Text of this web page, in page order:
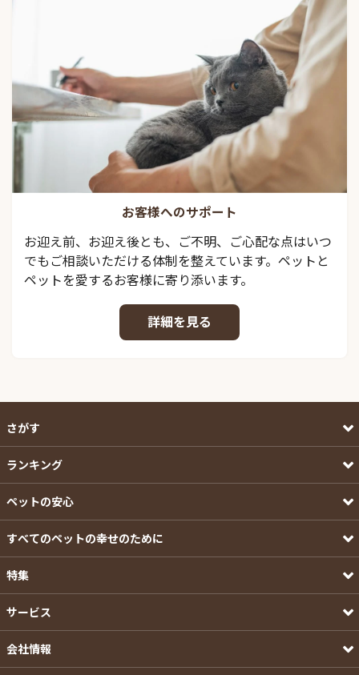
お客様へのサポート
お迎え前、お迎え後とも、ご不明、ご心配な点はいつ
でもご相談いただける体制を整えています。ペットと
ペットを愛するお客様に寄り添います。
詳細を見る
さがす
ランキング
ペットの安心
すべてのペットの幸せのために
特集
サービス
会社情報